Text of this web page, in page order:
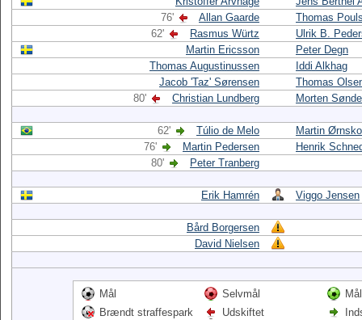
76'
Allan Gaarde
Thomas
62'
Rasmus Würtz
Ulrik B.
Martin Ericsson
Peter Degn
Thomas Augustinussen
Iddi Alkhag
Jacob 'Taz' Sørensen
Thomas
80'
Christian Lundberg Morten
62' Túlio de Melo
Martin
76'
Martin Pedersen
Henrik
80'
Peter Tranberg
Erik Hamrén Viggo Jensen
Bård Borgersen
David Nielsen
Mål Selvmål
Brændt straffespark
Udskiftet